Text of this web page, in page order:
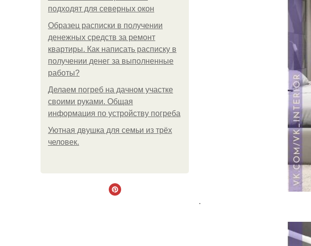
подходят для северных окон
Образец расписки в получении
денежных средств за ремонт
квартиры. Как написать расписку в
получении денег за выполненные
работы?
Делаем погреб на дачном участке
своими руками. Общая
информация по устройству погреба
Уютная двушка для семьи из трёх
человек.
.